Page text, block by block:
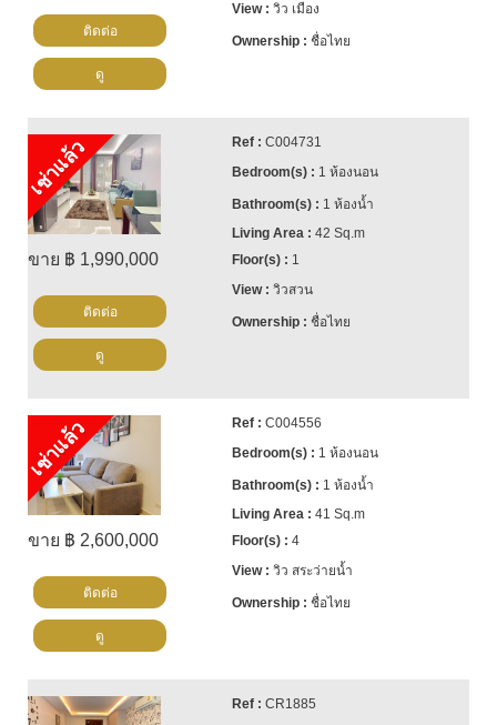
วิว เมือง
ชื่อไทย
ติดต่อ
ดู
เช่าแล้ว
ขาย ฿ 1,990,000
C004731
1 ห้องนอน
1 ห้องน้ำ
42 Sq.m
1
วิวสวน
ชื่อไทย
ติดต่อ
ดู
เช่าแล้ว
ขาย ฿ 2,600,000
C004556
1 ห้องนอน
1 ห้องน้ำ
41 Sq.m
4
วิว สระว่ายน้ำ
ชื่อไทย
ติดต่อ
ดู
CR1885